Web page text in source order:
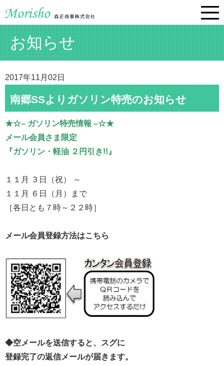
お知らせ
2017年11月02日
南郷SSよりガソリン特売のお知らせ
★☆– ガソリン特売情報 –☆★
メール会員さま限定
『ガソリン・軽油 ２円引き!!』
１１月 ３日（祝） ～
１１月 ６日（月）まで
［各日とも７時～２２時］
メール会員登録方法はこちら
◆空メールを送信すると、スグに
登録完了の返信メールが届きます。